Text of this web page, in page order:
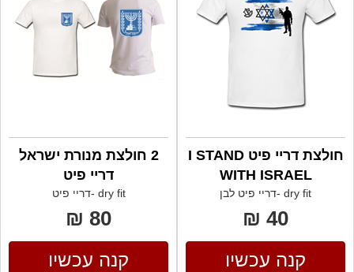
חולצת דריי פיט I STAND
WITH ISRAEL
dry fit -דריי פיט לבן
40 ₪
קנה עכשיו
2 חולצת מנורת ישראל
דריי פיט
dry fit -דריי פיט
80 ₪
קנה עכשיו